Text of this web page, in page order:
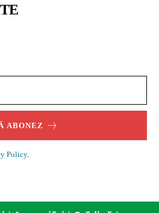
ABONEZ
Policy.